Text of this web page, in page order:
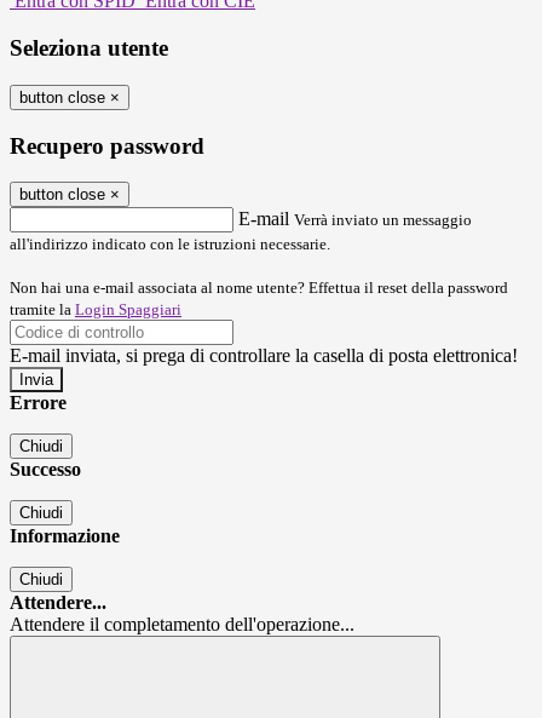
Seleziona utente
button close ×
Recupero password
button close ×
E-mail Verrà inviato un messaggio
all'indirizzo indicato con le istruzioni necessarie.
Non hai una e-mail associata al nome utente? Effettua il reset della password
tramite la Login Spaggiari
E-mail inviata, si prega di controllare la casella di posta elettronica!
Errore
Chiudi
Successo
Chiudi
Informazione
Chiudi
Attendere...
Attendere il completamento dell'operazione...